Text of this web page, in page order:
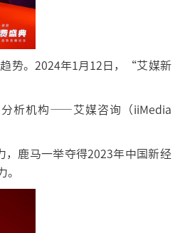
势。2024年1月12日，“艾媒新
分析机构——艾媒咨询（iiMedia
鹿马一举夺得2023年中国新经
。